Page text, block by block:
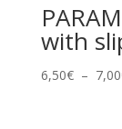
with
6,50€ – 7,00